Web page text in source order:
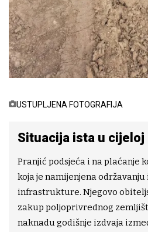
USTUPLJENA FOTOGRAFIJA
Situacija ista u cijeloj
Pranjić podsjeća i na plaćanje
koja je namijenjena
infrastrukture. Njegovo
zakup poljoprivrednog
naknadu godišnje izdvaja